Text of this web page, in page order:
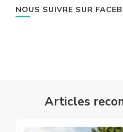
NOUS SUIVRE SUR
Articles